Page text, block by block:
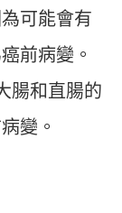
可能會有
前病變。
腸和直腸的
變。